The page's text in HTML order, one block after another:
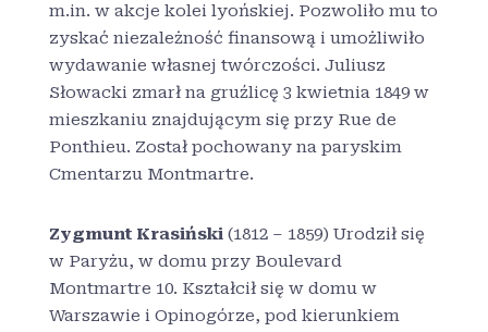
m.in. w akcje kolei lyońskiej. Pozwoliło mu to
zyskać niezależność finansową i umożliwiło
wydawanie własnej twórczości. Juliusz
Słowacki zmarł na gruźlicę 3 kwietnia 1849 w
mieszkaniu znajdującym się przy Rue de
Ponthieu. Został pochowany na paryskim
Cmentarzu Montmartre.
Zygmunt Krasiński (1812 – 1859) Urodził się
w Paryżu, w domu przy Boulevard
Montmartre 10. Kształcił się w domu w
Warszawie i Opinogórze, pod kierunkiem